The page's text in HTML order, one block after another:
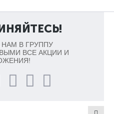
НАМ В ГРУППУ
ВСЕ АКЦИИ И